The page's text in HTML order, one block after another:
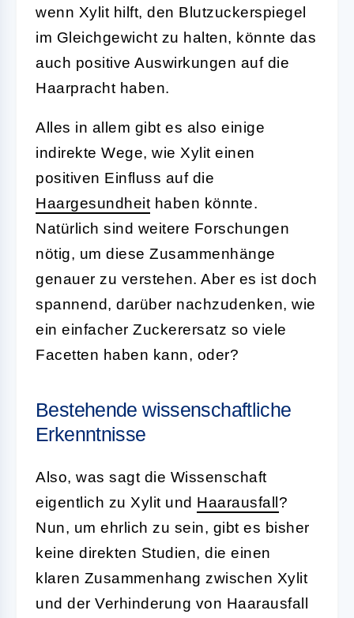
wenn Xylit hilft, den Blutzuckerspiegel
im Gleichgewicht zu halten, könnte das
auch positive Auswirkungen auf die
Haarpracht haben.
Alles in allem gibt es also einige
indirekte Wege, wie Xylit einen
positiven Einfluss auf die
Haargesundheit haben könnte.
Natürlich sind weitere Forschungen
nötig, um diese Zusammenhänge
genauer zu verstehen. Aber es ist doch
spannend, darüber nachzudenken, wie
ein einfacher Zuckerersatz so viele
Facetten haben kann, oder?
Bestehende wissenschaftliche
Erkenntnisse
Also, was sagt die Wissenschaft
eigentlich zu Xylit und Haarausfall ?
Nun, um ehrlich zu sein, gibt es bisher
keine direkten Studien, die einen
klaren Zusammenhang zwischen Xylit
und der Verhinderung von Haarausfall